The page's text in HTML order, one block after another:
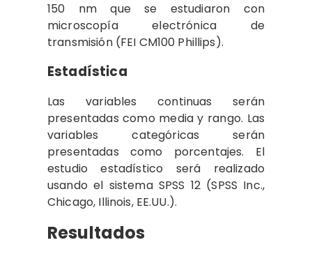
150 nm que se estudiaron con
microscopía electrónica de
transmisión (FEI CM100 Phillips).
Estadística
Las variables continuas serán
presentadas como media y rango. Las
variables categóricas serán
presentadas como porcentajes. El
estudio estadístico será realizado
usando el sistema SPSS 12 (SPSS Inc.,
Chicago, Illinois, EE.UU.).
Resultados